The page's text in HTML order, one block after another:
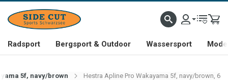
Radsport Bergsport & Outdoor Wassersport
5f, navy/brown Hestra Apline Pro Wakayama 5f, navy/brown, 6